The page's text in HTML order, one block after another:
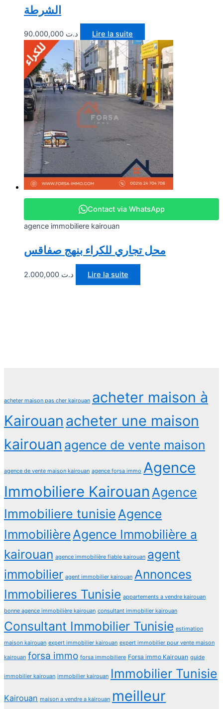
الشرطة
د.ت Lire la suite
Contact via WhatsApp
agence immobiliere kairouan
محل تجاري للكراء بنهج صفاقس
د.ت Lire la suite
acheter maison pas cher kairouan acheter maison à
Kairouan acheter une maison
kairouan agence de vente maison
agence de vente maison kairouan agence forsa immo Agence
Immobiliere Kairouan Agence
Immobiliere tunisie Agence
Immobilière Agence Immobilière a
kairouan agence immobilière fiable kairouan agent
immobilier agent immobilier kairouan Annonces
Immobilieres Tunisie appartements a vendre kairouan
bonne agence immobilière kairouan consultant immobilier kairouan
Consultant Immobilier Tunisie estimation
maison kairouan expert immobilier kairouan expert immobilier pour vente maison
kairouan forsa immo forsa immobiliere Forsa immo Kairouan guide
immobilier kairouan immobilier kairouan Immobilier Tunisie
Kairouan maison a vendre a kairouan meilleur